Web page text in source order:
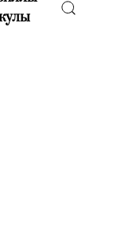
(current)